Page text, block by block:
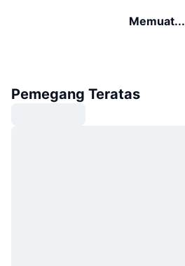
Memuat...
Pemegang Teratas